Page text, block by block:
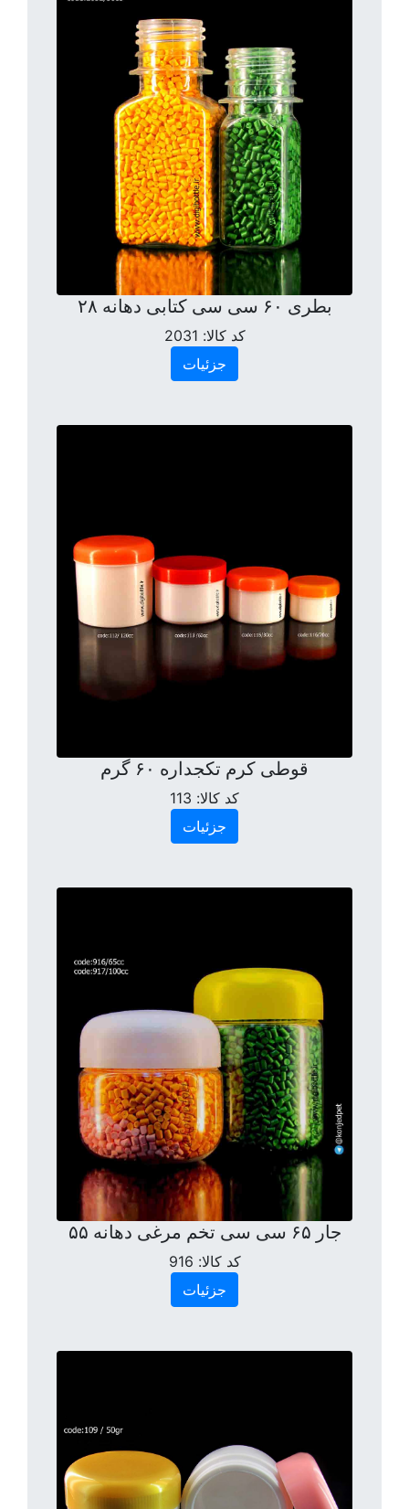
بطری ۶۰ سی سی کتابی دهانه ۲۸
کد کالا: 2031
جزئیات
قوطی کرم تکجداره ۶۰ گرم
کد کالا: 113
جزئیات
جار ۶۵ سی سی تخم مرغی دهانه ۵۵
کد کالا: 916
جزئیات